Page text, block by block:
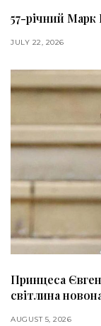
57-річний Марк
JULY 22, 2026
Принцеса
світлина
AUGUST 5, 2026